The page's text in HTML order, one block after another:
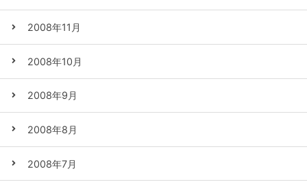
2008年11月
2008年10月
2008年9月
2008年8月
2008年7月